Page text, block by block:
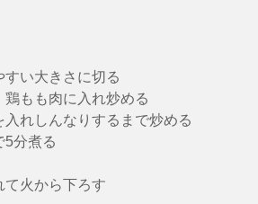
い大きさに切る
もも肉に入れ炒める
れしんなりするまで炒める
分煮る
火から下ろす